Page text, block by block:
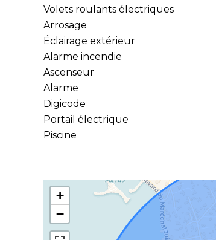
Volets roulants électriques
Arrosage
Éclairage extérieur
Alarme incendie
Ascenseur
Alarme
Digicode
Portail électrique
Piscine
+
−